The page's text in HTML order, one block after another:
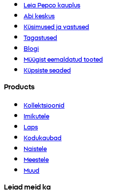
Leia Pepco kauplus
Abi keskus
Küsimused ja vastused
Tagastused
Blogi
Müügist eemaldatud tooted
Küpsiste seaded
Products
Kollektsioonid
Imikutele
Laps
Kodukaubad
Naistele
Meestele
Muud
Leiad meid ka